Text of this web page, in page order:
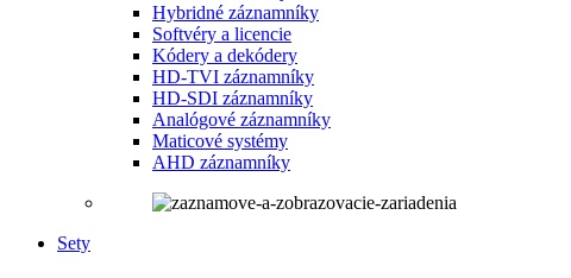
Hybridné záznamníky
Softvéry a licencie
Kódery a dekódery
HD-TVI záznamníky
HD-SDI záznamníky
Analógové záznamníky
Maticové systémy
AHD záznamníky
Sety